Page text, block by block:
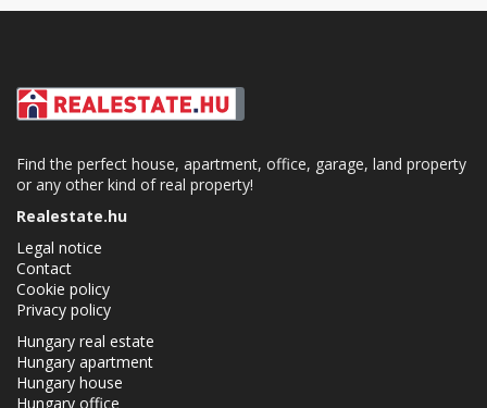
Find the perfect house, apartment, office, garage, land property
or any other kind of real property!
Realestate.hu
Legal notice
Contact
Cookie policy
Privacy policy
Hungary real estate
Hungary apartment
Hungary house
Hungary office